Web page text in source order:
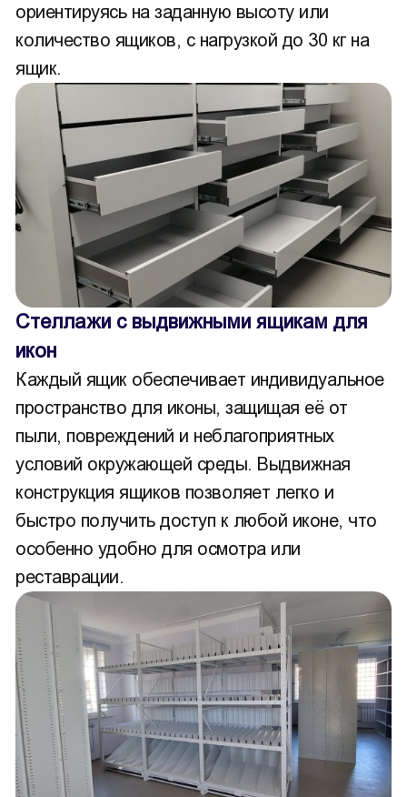
ориентируясь на заданную высоту или
количество ящиков, с нагрузкой до 30 кг на
ящик.
Стеллажи с выдвижными ящикам для
икон
Каждый ящик обеспечивает индивидуальное
пространство для иконы, защищая её от
пыли, повреждений и неблагоприятных
условий окружающей среды. Выдвижная
конструкция ящиков позволяет легко и
быстро получить доступ к любой иконе, что
особенно удобно для осмотра или
реставрации.